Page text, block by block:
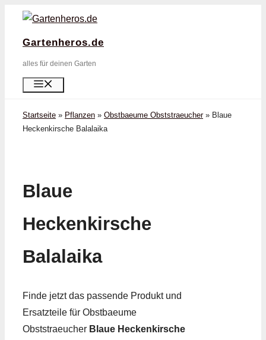
Zum
springen
Gartenheros.de
alles für deinen Garten
Startseite » Pflanzen » Obstbaeume Obststraeucher» Blaue
Heckenkirsche Balalaika
Blaue
Heckenkirsche
Balalaika
Finde jetzt das passende Produkt und
Ersatzteile für Obstbaeume
Obststraeucher Blaue Heckenkirsche